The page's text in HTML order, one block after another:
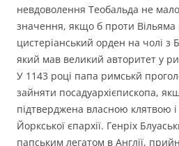
невдоволення Теобальда не
значення, якщо б проти Вільяма
цистеріанський орден на чолі
який мав великий авторитет у
У 1143 році папа римськй
зайняти посадуархієпископа,
підтверджена власною клятвою
Йоркської єпархії. Генріх
папським легатом в Англії,